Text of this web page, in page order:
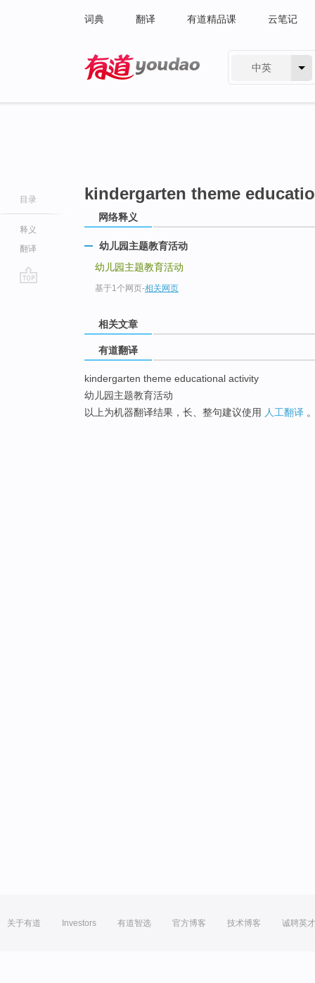
词典 翻译 有道精品课 云笔记
中英
目录
释义
翻译
kindergarten theme
网络释义
幼儿园主题教育活动
幼儿园主题教育活动
基于1个网页-相关网页
相关文章
有道翻译
kindergarten theme educational activity
幼儿园主题教育活动
以上为机器翻译结果，长、整句建议使用 人工翻译
关于有道 Investors 有道智选 官方博客 技术博客 诚聘英才